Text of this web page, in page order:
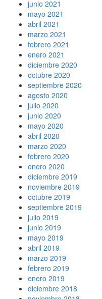
junio 2021
mayo 2021
abril 2021
marzo 2021
febrero 2021
enero 2021
diciembre 2020
octubre 2020
septiembre 2020
agosto 2020
julio 2020
junio 2020
mayo 2020
abril 2020
marzo 2020
febrero 2020
enero 2020
diciembre 2019
noviembre 2019
octubre 2019
septiembre 2019
julio 2019
junio 2019
mayo 2019
abril 2019
marzo 2019
febrero 2019
enero 2019
diciembre 2018